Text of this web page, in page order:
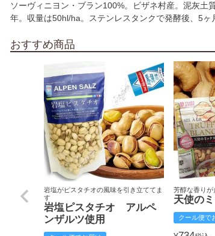
ソーヴィニヨン・ブラン100%。ビザネ村産。泥灰土
年。収量は50hl/ha。ステンレスタンクで発酵後、5ヶ
おすすめ商品
岩塩がピスタチオの風味を引き立ててま
す
岩塩ピスタチオ アルペ
ンザルツ使用
芳醇な香りが
天使の
クール便で